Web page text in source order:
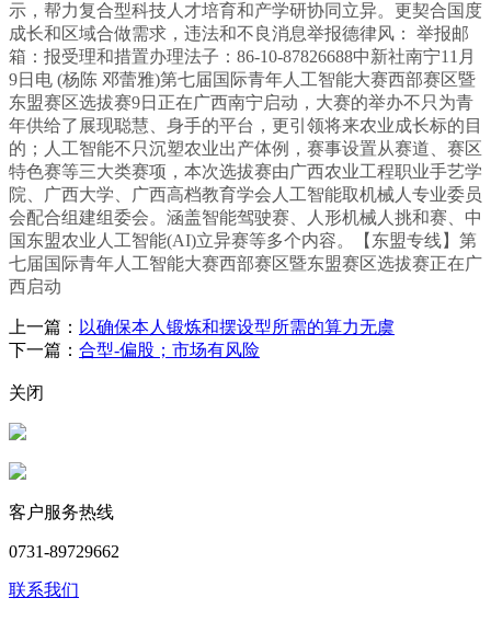
示，帮力复合型科技人才培育和产学研协同立异。更契合国度
成长和区域合做需求，违法和不良消息举报德律风： 举报邮
箱：报受理和措置办理法子：86-10-87826688中新社南宁11月
9日电 (杨陈 邓蕾雅)第七届国际青年人工智能大赛西部赛区暨
东盟赛区选拔赛9日正在广西南宁启动，大赛的举办不只为青
年供给了展现聪慧、身手的平台，更引领将来农业成长标的目
的；人工智能不只沉塑农业出产体例，赛事设置从赛道、赛区
特色赛等三大类赛项，本次选拔赛由广西农业工程职业手艺学
院、广西大学、广西高档教育学会人工智能取机械人专业委员
会配合组建组委会。涵盖智能驾驶赛、人形机械人挑和赛、中
国东盟农业人工智能(AI)立异赛等多个内容。【东盟专线】第
七届国际青年人工智能大赛西部赛区暨东盟赛区选拔赛正在广
西启动
上一篇： 以确保本人锻炼和摆设型所需的算力无虞
下一篇： 合型-偏股；市场有风险
关闭
客户服务热线
0731-89729662
联系我们